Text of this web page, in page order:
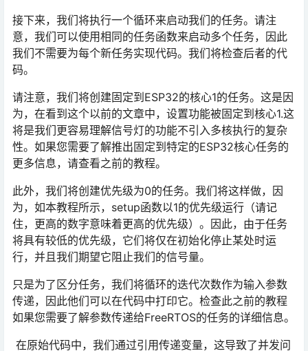
接下来，我们将执行一个循环来启动我们的任务。请注
意，我们可以使用相同的任务函数来启动多个任务，因此
我们不需要为每个新任务实现代码。我们将检查后者的代
码。
请注意，我们将创建固定到ESP32的核心1的任务。这是因
为，在看到这个以前的文章中，设置功能被固定到核心1.这
将是我们更容易理解信号灯的功能不引入多核执行的复杂
性。如果您需要了解推出固定到特定的ESP32核心任务的
更多信息，请查看之前的教程。
此外，我们将创建优先级为0的任务。我们将这样做，因
为，如本教程所示，setup函数以1的优先级运行（请记
住，更高的数字意味着更高的优先级）。因此，由于任务
将具有较低的优先级，它们将仅在初始化停止某处时运
行，并且我们期望它阻止我们的信号量。
只是为了区分任务，我们将循环的迭代次数作为输入参数
传递，因此他们可以在代码中打印它。检查此之前的教程
如果您需要了解参数传递给FreeRTOS的任务的详细信息。
在原始代码中，我们通过引用传递变量，这导致了并发问